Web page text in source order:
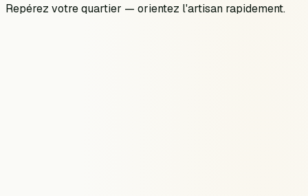
Repérez votre quartier — orientez l'artisan rapidement.